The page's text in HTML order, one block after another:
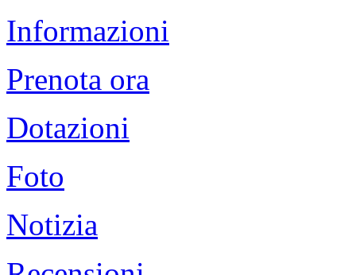
Informazioni
Prenota ora
Dotazioni
Foto
Notizia